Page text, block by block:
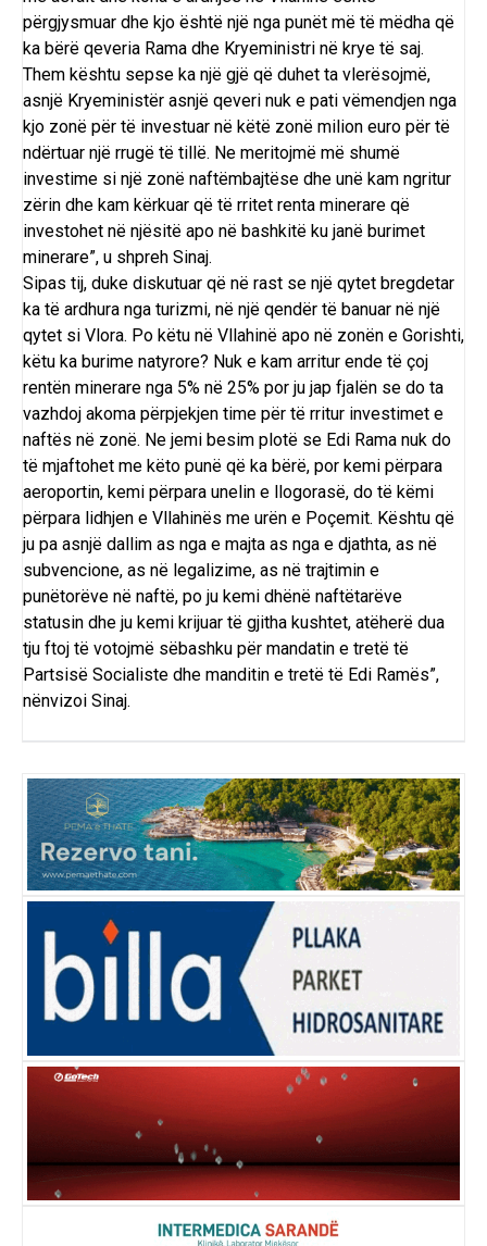
përgjysmuar dhe kjo është një nga punët më të mëdha që
ka bërë qeveria Rama dhe Kryeministri në krye të saj.
Them kështu sepse ka një gjë që duhet ta vlerësojmë,
asnjë Kryeministër asnjë qeveri nuk e pati vëmendjen nga
kjo zonë për të investuar në këtë zonë milion euro për të
ndërtuar një rrugë të tillë. Ne meritojmë më shumë
investime si një zonë naftëmbajtëse dhe unë kam ngritur
zërin dhe kam kërkuar që të rritet renta minerare që
investohet në njësitë apo në bashkitë ku janë burimet
minerare”, u shpreh Sinaj.
Sipas tij, duke diskutuar që në rast se një qytet bregdetar
ka të ardhura nga turizmi, në një qendër të banuar në një
qytet si Vlora. Po këtu në Vllahinë apo në zonën e Gorishti,
këtu ka burime natyrore? Nuk e kam arritur ende të çoj
rentën minerare nga 5% në 25% por ju jap fjalën se do ta
vazhdoj akoma përpjekjen time për të rritur investimet e
naftës në zonë. Ne jemi besim plotë se Edi Rama nuk do
të mjaftohet me këto punë që ka bërë, por kemi përpara
aeroportin, kemi përpara unelin e llogorasë, do të këmi
përpara lidhjen e Vllahinës me urën e Poçemit. Kështu që
ju pa asnjë dallim as nga e majta as nga e djathta, as në
subvencione, as në legalizime, as në trajtimin e
punëtorëve në naftë, po ju kemi dhënë naftëtarëve
statusin dhe ju kemi krijuar të gjitha kushtet, atëherë dua
tju ftoj të votojmë sëbashku për mandatin e tretë të
Partsisë Socialiste dhe manditin e tretë të Edi Ramës”,
nënvizoi Sinaj.